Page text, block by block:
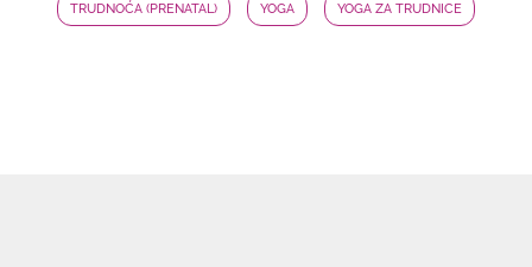
TRUDNOĆA (PRENATAL) YOGA YOGA ZA TRUDNICE